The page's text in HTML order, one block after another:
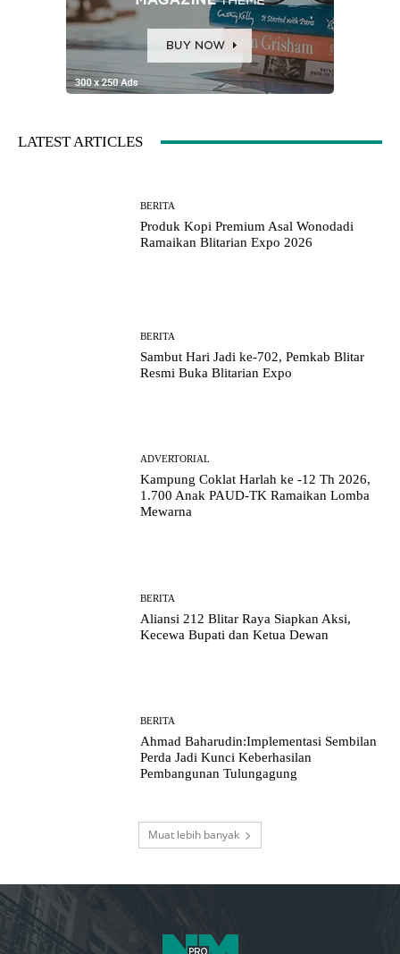
LATEST ARTICLES
BERITA
Produk Kopi Premium Asal Wonodadi
Ramaikan Blitarian Expo 2026
BERITA
Sambut Hari Jadi ke-702, Pemkab Blitar
Resmi Buka Blitarian Expo
ADVERTORIAL
Kampung Coklat Harlah ke -12 Th 2026,
1.700 Anak PAUD-TK Ramaikan Lomba
Mewarna
BERITA
Aliansi 212 Blitar Raya Siapkan Aksi,
Kecewa Bupati dan Ketua Dewan
BERITA
Ahmad Baharudin:Implementasi Sembilan
Perda Jadi Kunci Keberhasilan
Pembangunan Tulungagung
Muat lebih banyak